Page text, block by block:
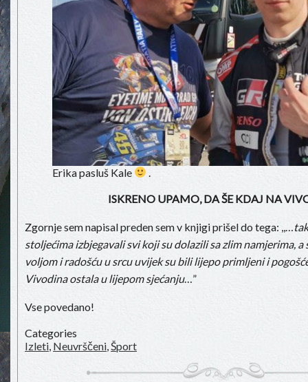
Erika pasluš Kale
ISKRENO UPAMO, DA ŠE KDAJ NA
Zgornje sem napisal preden sem v knjigi prišel do tega: ,,…
stoljećima izbjegavali svi koji su dolazili sa zlim namjerima,
voljom i radošću u srcu uvijek su bili lijepo primljeni i
Vivodina ostala u lijepom sjećanju…”
Vse povedano!
Categories
Izleti Neuvrščeni Šport